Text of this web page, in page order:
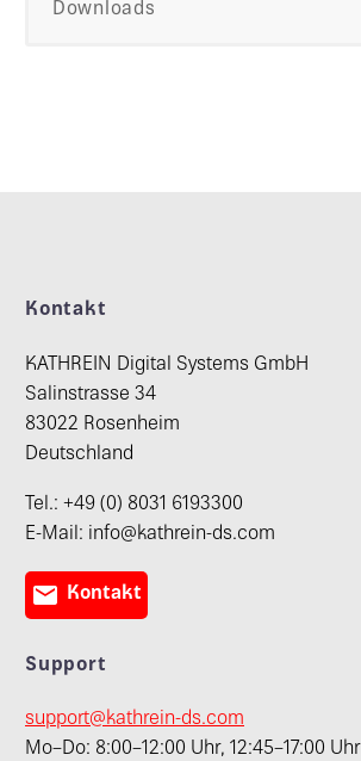
Downloads
Kontakt
KATHREIN Digital Systems GmbH
Salinstrasse 34
83022 Rosenheim
Deutschland
Tel.: +49 (0) 8031 6193300
E-Mail: info@kathrein-ds.com
 Kontakt
Support
support@kathrein-ds.com
Mo–Do: 8:00–12:00 Uhr, 12:45–17:00 Uhr